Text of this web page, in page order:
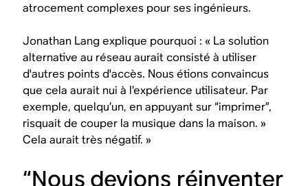
atrocement complexes pour ses ingénieurs.
Jonathan Lang explique pourquoi : « La solution
alternative au réseau aurait consisté à utiliser
d'autres points d'accès. Nous étions convaincus
que cela aurait nui à l’expérience utilisateur. Par
exemple, quelqu’un, en appuyant sur “imprimer”,
risquait de couper la musique dans la maison. »
Cela aurait très négatif. »
“Nous devions réinventer